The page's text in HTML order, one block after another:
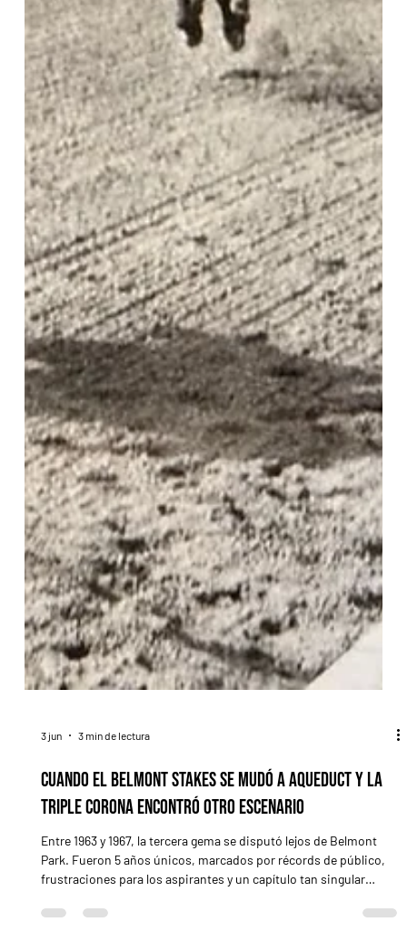
4 jun 3 min de lectura
Commandment busca revancha en Saratoga y quiere
volver a ser protagonista
El ganador de la Florida Derby llega al Belmont Stakes envuelto
en un curioso silencio, pero Brad Cox cree que su actuación en
el Kentucky Derby fue mucho mejor de lo que reflejó el resultado
final SARATOGA SPRINGS, New York (Especial para Turf Diario).-
En una generación que parece haber encontrado nuevos
protagonistas después del Kentucky Derby (G1), hay un caballo
que llega al Belmont Stakes (G1) de este sábado con la sensación
de haber quedado injustamente relegado a un s